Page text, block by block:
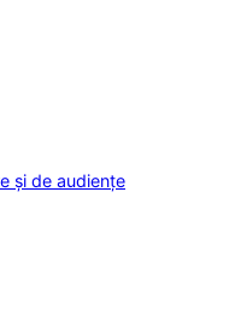
și de audiențe